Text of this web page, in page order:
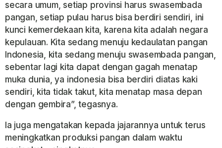
secara umum, setiap provinsi harus swasembada
pangan, setiap pulau harus bisa berdiri sendiri, ini
kunci kemerdekaan kita, karena kita adalah negara
kepulauan. Kita sedang menuju kedaulatan pangan
Indonesia, kita sedang menuju swasembada pangan,
sebentar lagi kita dapat dengan gagah menatap
muka dunia, ya indonesia bisa berdiri diatas kaki
sendiri, kita tidak takut, kita menatap masa depan
dengan gembira”, tegasnya.
Ia juga mengatakan kepada jajarannya untuk terus
meningkatkan produksi pangan dalam waktu